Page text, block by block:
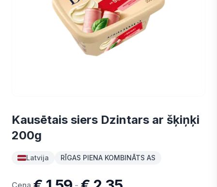
Kausētais siers Dzintars ar šķiņķi
200g
Latvija RĪGAS PIENA KOMBINĀTS AS
Cena